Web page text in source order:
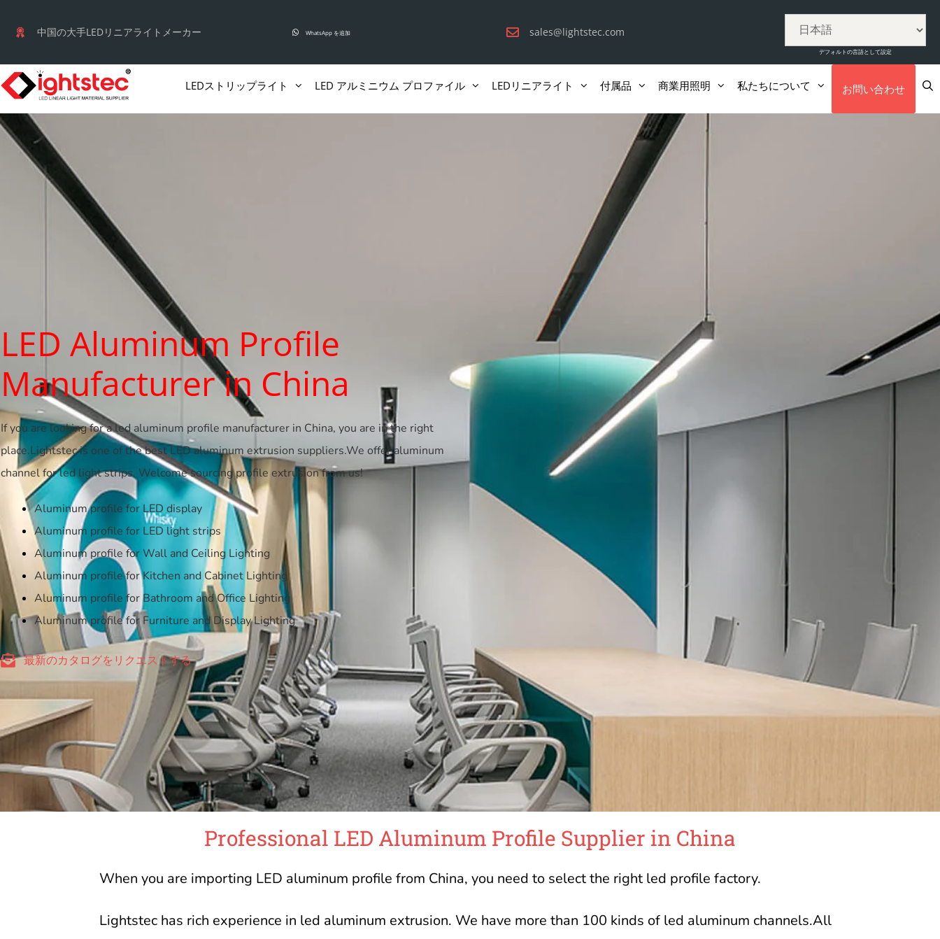
ン
ツ
へ
中国の大手LEDリニアライトメーカー WhatsApp を追加 sales@lightstec.com
デフォルトの言語として設定
LEDストリップライト LED アルミニウム プロファイル LEDリニアライト 付属品 商業用照明 私たちについて お問い合わせ
LED Aluminum Profile
Manufacturer in China
If you are looking for a led aluminum profile manufacturer in China, you are in the right
place.Lightstec is one of the best LED aluminum extrusion suppliers.We offer aluminum
channel for led light strips. Welcome sourcing profile extrusion from us!
Aluminum profile for LED display
Aluminum profile for LED light strips
Aluminum profile for Wall and Ceiling Lighting
Aluminum profile for Kitchen and Cabinet Lighting
Aluminum profile for Bathroom and Office Lighting
Aluminum profile for Furniture and Display Lighting
最新のカタログをリクエストする
Professional LED Aluminum Profile Supplier in China
When you are importing LED aluminum profile from China, you need to select the right led profile factory.
Lightstec has rich experience in led aluminum extrusion. We have more than 100 kinds of led aluminum channels.All